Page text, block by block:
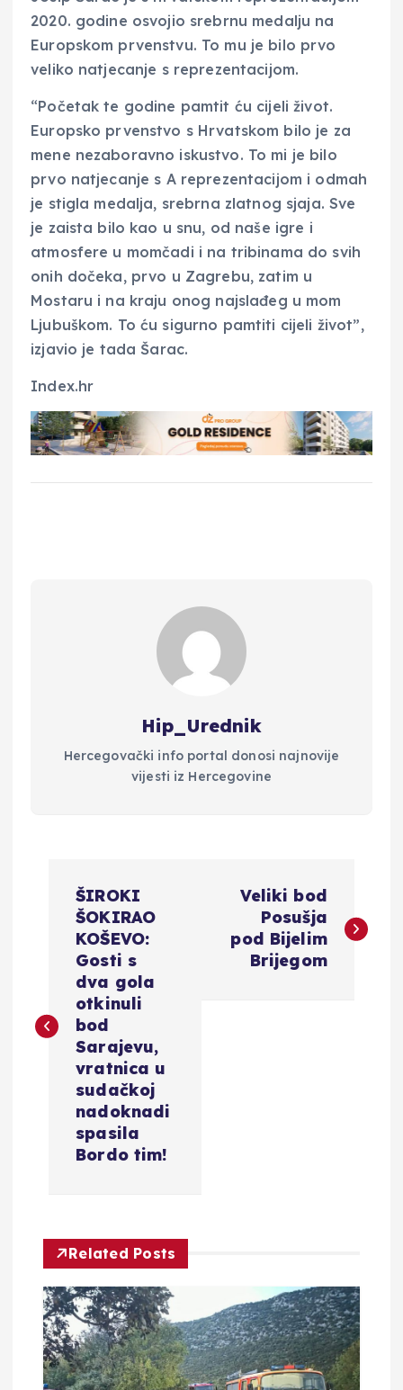
2020. godine osvojio srebrnu medalju na
Europskom prvenstvu. To mu je bilo prvo
veliko natjecanje s reprezentacijom.
“Početak te godine pamtit ću cijeli život.
Europsko prvenstvo s Hrvatskom bilo je za
mene nezaboravno iskustvo. To mi je bilo
prvo natjecanje s A reprezentacijom i odmah
je stigla medalja, srebrna zlatnog sjaja. Sve
je zaista bilo kao u snu, od naše igre i
atmosfere u momčadi i na tribinama do svih
onih dočeka, prvo u Zagrebu, zatim u
Mostaru i na kraju onog najslađeg u mom
Ljubuškom. To ću sigurno pamtiti cijeli život”,
izjavio je tada Šarac.
Index.hr
Hip_Urednik
Hercegovački info portal donosi najnovije
vijesti iz Hercegovine
i
a
o
b
ŠIROKI
ŠOKIRAO
KOŠEVO:
Gosti s
dva gola
otkinuli
bod
Sarajevu,
vratnica u
sudačkoj
nadoknadi
spasila
Bordo tim!
Veliki bod
Posušja
pod Bijelim
Brijegom
Related Posts